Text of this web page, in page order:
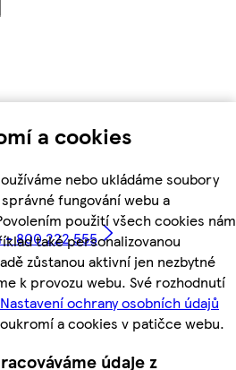
a cookies
nebo ukládáme soubory
fungování webu a
použití všech cookies nám
také personalizovanou
zůstanou aktivní jen nezbytné
k provozu webu. Své rozhodnutí
Nastavení ochrany osobních údajů
a cookies v patičce webu.
údaje z
- 800 222 555